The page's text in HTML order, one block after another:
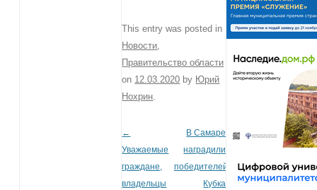
This entry was posted in
Новости
Правительство области
on 12.03.2020 by Юрий
Нохрин
Post navigation
←
Уважаемые
граждане,
владельцы
В Самаре
наградили
победителей
Кубка